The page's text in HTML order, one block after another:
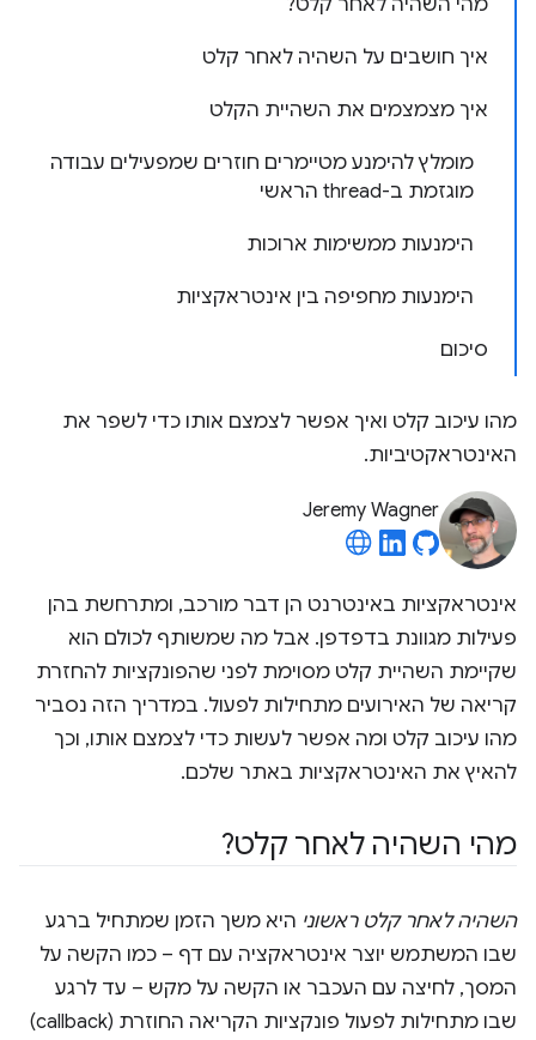
מהי השהיה לאחר קלט?
איך חושבים על השהיה לאחר קלט
איך מצמצמים את השהיית הקלט
מומלץ להימנע מטיימרים חוזרים שמפעילים עבודה
מוגזמת ב-thread הראשי
הימנעות ממשימות ארוכות
הימנעות מחפיפה בין אינטראקציות
סיכום
מהו עיכוב קלט ואיך אפשר לצמצם אותו כדי לשפר את
האינטראקטיביות.
Jeremy Wagner
אינטראקציות באינטרנט הן דבר מורכב, ומתרחשת בהן
פעילות מגוונת בדפדפן. אבל מה שמשותף לכולם הוא
שקיימת השהיית קלט מסוימת לפני שהפונקציות להחזרת
קריאה של האירועים מתחילות לפעול. במדריך הזה נסביר
מהו עיכוב קלט ומה אפשר לעשות כדי לצמצם אותו, וכך
להאיץ את האינטראקציות באתר שלכם.
מהי השהיה לאחר קלט?
השהיה לאחר קלט ראשוני היא משך הזמן שמתחיל ברגע
שבו המשתמש יוצר אינטראקציה עם דף – כמו הקשה על
המסך, לחיצה עם העכבר או הקשה על מקש – עד לרגע
שבו מתחילות לפעול פונקציות הקריאה החוזרת (callback)